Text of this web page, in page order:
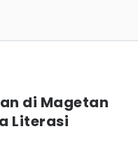
di Magetan
Literasi